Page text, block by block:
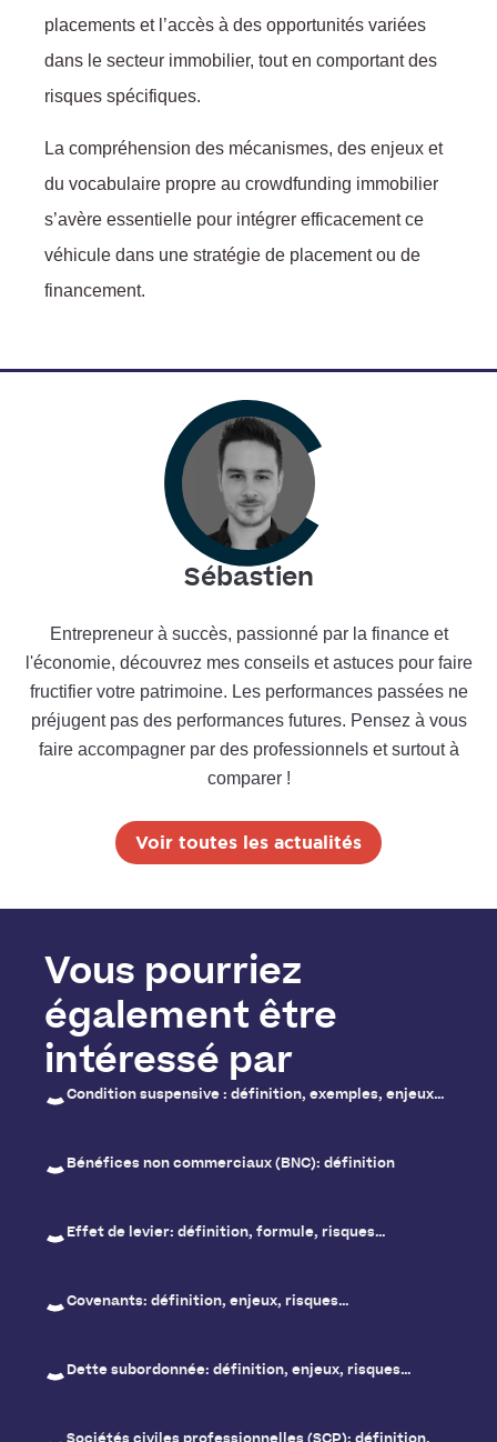
placements et l’accès à des opportunités variées
dans le secteur immobilier, tout en comportant des
risques spécifiques.
La compréhension des mécanismes, des enjeux et
du vocabulaire propre au crowdfunding immobilier
s’avère essentielle pour intégrer efficacement ce
véhicule dans une stratégie de placement ou de
financement.
Sébastien
Entrepreneur à succès, passionné par la finance et
l'économie, découvrez mes conseils et astuces pour faire
fructifier votre patrimoine. Les performances passées ne
préjugent pas des performances futures. Pensez à vous
faire accompagner par des professionnels et surtout à
comparer !
Voir toutes les actualités
Vous pourriez
également être
intéressé par
Condition suspensive : définition, exemples, enjeux…
Bénéfices non commerciaux (BNC): définition
Effet de levier: définition, formule, risques…
Covenants: définition, enjeux, risques…
Dette subordonnée: définition, enjeux, risques…